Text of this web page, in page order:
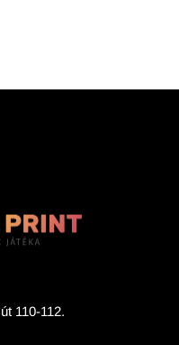
110-112.